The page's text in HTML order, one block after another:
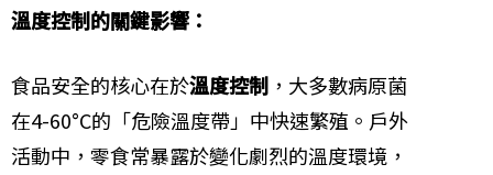
溫度控制的關鍵影響：
食品安全的核心在於溫度控制 ，大多數病原菌
在4-60°C的「危險溫度帶」中快速繁殖。戶外
活動中，零食常暴露於變化劇烈的溫度環境，